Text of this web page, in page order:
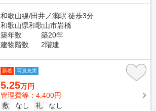
和歌山線/田井ノ瀬駅 徒歩3分
和歌山県和歌山市岩橋
築年数
築20年
建物階数
2階建
新着 写真充実
5.25万円
管理費等：4,400円
敷
なし 礼
なし